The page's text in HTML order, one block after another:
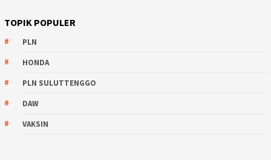
TOPIK POPULER
PLN
HONDA
PLN SULUTTENGGO
DAW
VAKSIN